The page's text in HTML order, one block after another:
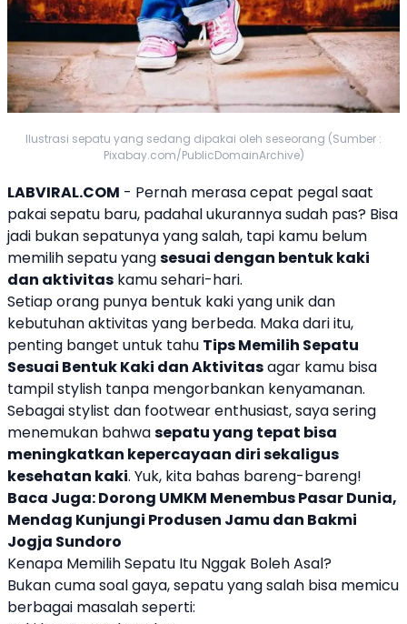
Ilustrasi sepatu yang sedang dipakai oleh seseorang (Sumber :
Pixabay.com/PublicDomainArchive)
LABVIRAL.COM - Pernah merasa cepat pegal saat
pakai sepatu baru, padahal ukurannya sudah pas? Bisa
jadi bukan sepatunya yang salah, tapi kamu belum
memilih sepatu yangsesuai dengan bentuk kaki
dan aktivitas kamu sehari-hari.
Setiap orang punya bentuk kaki yang unik dan
kebutuhan aktivitas yang berbeda. Maka dari itu,
penting banget untuk tahu Tips Memilih Sepatu
Sesuai Bentuk Kaki dan Aktivitasagar kamu bisa
tampil stylish tanpa mengorbankan kenyamanan.
Sebagai stylist dan footwear enthusiast, saya sering
menemukan bahwasepatu yang tepat bisa
meningkatkan kepercayaan diri sekaligus
kesehatan kaki. Yuk, kita bahas bareng-bareng!
Baca Juga:Dorong UMKM Menembus Pasar Dunia,
Mendag Kunjungi Produsen Jamu dan Bakmi
Jogja Sundoro
Kenapa Memilih Sepatu Itu Nggak Boleh Asal?
Bukan cuma soal gaya, sepatu yang salah bisa memicu
berbagai masalah seperti: